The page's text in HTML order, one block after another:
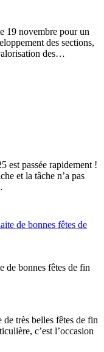
19 novembre pour un
des sections,
des…
est passée rapidement !
et la tâche n’a pas
de bonnes fêtes de fin
très belles fêtes de fin
c’est l’occasion